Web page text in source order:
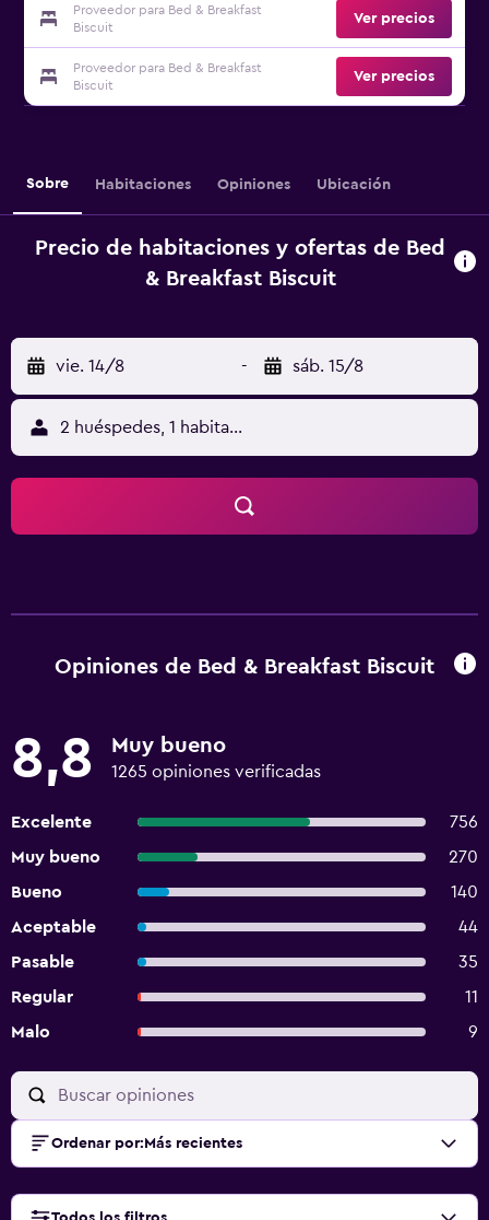
Proveedor para Bed & Breakfast
Biscuit
Ver precios
Proveedor para Bed & Breakfast
Biscuit
Ver precios
Sobre Habitaciones Opiniones Ubicación
Precio de habitaciones y ofertas de Bed
& Breakfast Biscuit
vie. 14/8 - sáb. 15/8
2 huéspedes, 1 habitación
Opiniones de Bed & Breakfast Biscuit
8,8 Muy bueno
1265 opiniones verificadas
Excelente
756
Muy bueno
270
Bueno
140
Aceptable
44
Pasable
35
Regular
11
Malo
9
Ordenar por: Más recientes